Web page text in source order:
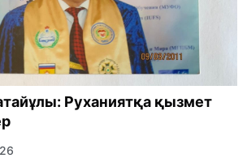
Руханиятқа қызмет